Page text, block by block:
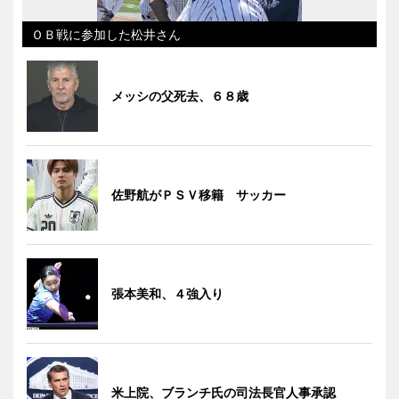
ＯＢ戦に参加した松井さん
メッシの父死去、６８歳
佐野航がＰＳＶ移籍 サッカー
張本美和、４強入り
米上院、ブランチ氏の司法長官人事承認